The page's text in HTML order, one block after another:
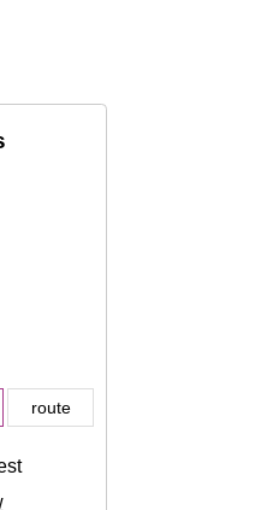
route